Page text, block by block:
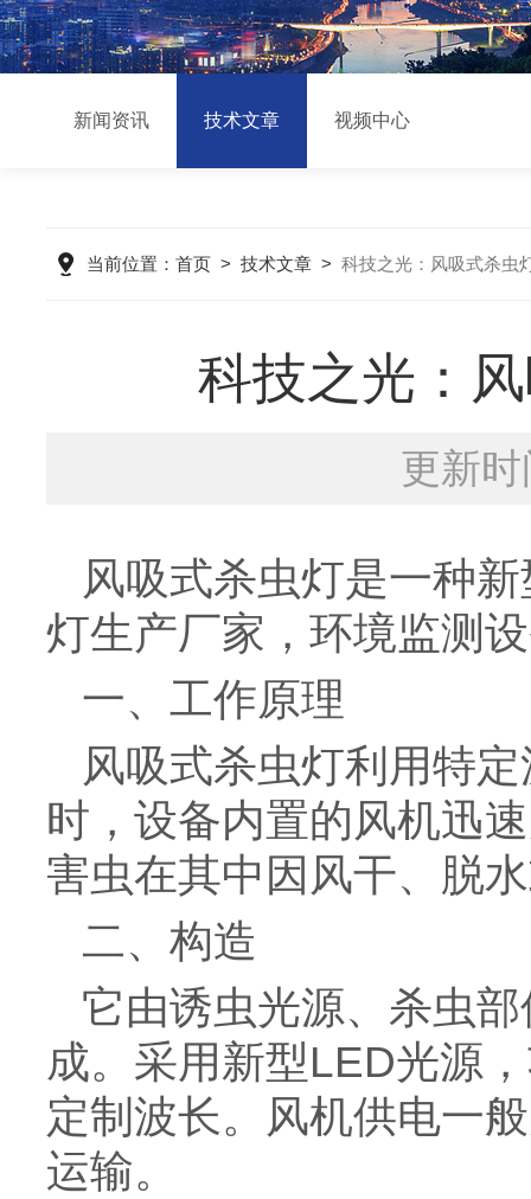
新闻资讯 技术文章 视频中心
当前位置： 首页 > 技术文章 > 科技之光：风吸式杀虫
科技之光：
更新
风吸式杀虫灯是一种
灯生产厂家，环境监测
一、工作原理
风吸式杀虫灯利用特
时，设备内置的风机迅
害虫在其中因风干、脱
二、构造
它由诱虫光源、杀虫
成。采用新型LED光源
定制波长。风机供电一
运输。